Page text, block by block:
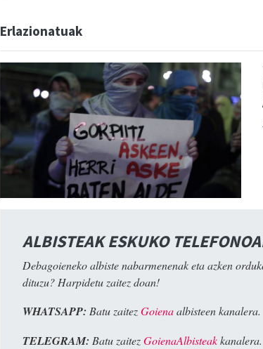
Erlazionatuak
ALBISTEAK ESKUKO
Debagoieneko albiste nabarmenenak eta azken
dituzu? Harpidetu zaitez doan!
WHATSAPP: Batu zaitezGoienaalbisteen kanalera.
TELEGRAM: Batu zaitezGoienaAlbisteakkanalera.